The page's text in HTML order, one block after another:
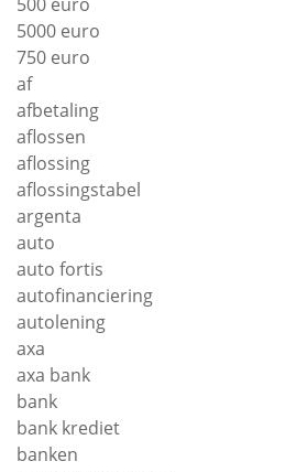
5000 euro
750 euro
af
afbetaling
aflossen
aflossing
aflossingstabel
argenta
auto
auto fortis
autofinanciering
autolening
axa
axa bank
bank
bank krediet
banken